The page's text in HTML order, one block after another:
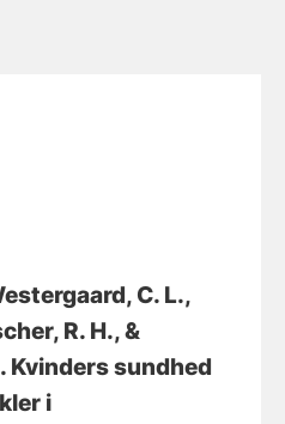
C. L.,
R. H., &
Kvinders sundhed
i